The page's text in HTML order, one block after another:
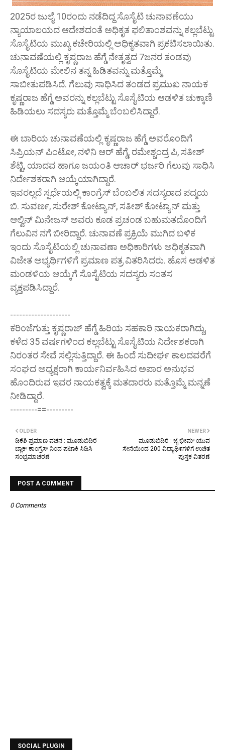
2025ರ ಜುಲೈ 10ರಂದು ನಡೆದಿದ್ದ ಸೊಸೈಟಿ ಚುನಾವಣೆಯು
ನ್ಯಾಯಾಲಯದ ಆದೇಶದಂತೆ ಅಧಿಕೃತ ಫಲಿತಾಂಶವನ್ನು ಕಲ್ಲಬೆಟ್ಟು
ಸೊಸೈಟಿಯ ಮುಖ್ಯ ಕಚೇರಿಯಲ್ಲಿ ಅಧಿಕೃತವಾಗಿ ಪ್ರಕಟಿಸಲಾಯಿತು.
ಚುನಾವಣೆಯಲ್ಲಿ ಕೃಷ್ಣರಾಜ ಹೆಗ್ಡೆ ನೇತೃತ್ವದ 7ಜನರ ತಂಡವು
ಸೊಸೈಟಿಯ ಮೇಲಿನ ತನ್ನ ಹಿಡಿತವನ್ನು ಮತ್ತೊಮ್ಮೆ
ಸಾಬೀತುಪಡಿಸಿದೆ. ಗೆಲುವು ಸಾಧಿಸಿದ ತಂಡದ ಪ್ರಮುಖ ನಾಯಕ
ಕೃಷ್ಣರಾಜ ಹೆಗ್ಡೆ ಅವರನ್ನು ಕಲ್ಲಬೆಟ್ಟು ಸೊಸೈಟಿಯ ಆಡಳಿತ ಚುಕ್ಕಾಣಿ
ಹಿಡಿಯಲು ಸದಸ್ಯರು ಮತ್ತೊಮ್ಮೆ ಬೆಂಬಲಿಸಿದ್ದಾರೆ.
ಈ ಬಾರಿಯ ಚುನಾವಣೆಯಲ್ಲಿ ಕೃಷ್ಣರಾಜ ಹೆಗ್ಡೆ ಅವರೊಂದಿಗೆ
ಸಿಪ್ರಿಯನ್ ಪಿಂಟೋ, ನಳಿನಿ ಆರ್ ಹೆಗ್ಡೆ, ರಮೇಶ್ಚಂದ್ರ ಪಿ, ಸತೀಶ್
ಶೆಟ್ಟಿ, ಯಾದವ ಹಾಗೂ ಜಯಂತಿ ಆಚಾರ್ ಭರ್ಜರಿ ಗೆಲುವು ಸಾಧಿಸಿ
ನಿರ್ದೇಶಕರಾಗಿ ಆಯ್ಕೆಯಾಗಿದ್ದಾರೆ.
ಇವರಲ್ಲದೆ ಸ್ಪರ್ಧೆಯಲ್ಲಿ ಕಾಂಗ್ರೆಸ್ ಬೆಂಬಲಿತ ಸದಸ್ಯರಾದ ಪದ್ಮಯ
ಬಿ. ಸುವರ್ಣ, ಸುರೇಶ್ ಕೋಟ್ಯಾನ್, ಸತೀಶ್ ಕೋಟ್ಯಾನ್ ಮತ್ತು
ಆಲ್ವಿನ್ ಮಿನೇಜಸ್ ಅವರು ಕೂಡ ಪ್ರಚಂಡ ಬಹುಮತದೊಂದಿಗೆ
ಗೆಲುವಿನ ನಗೆ ಬೀರಿದ್ದಾರೆ. ಚುನಾವಣೆ ಪ್ರಕ್ರಿಯೆ ಮುಗಿದ ಬಳಿಕ
ಇಂದು ಸೊಸೈಟಿಯಲ್ಲಿ ಚುನಾವಣಾ ಅಧಿಕಾರಿಗಳು ಅಧಿಕೃತವಾಗಿ
ವಿಜೇತ ಅಭ್ಯರ್ಥಿಗಳಿಗೆ ಪ್ರಮಾಣ ಪತ್ರ ವಿತರಿಸಿದರು. ಹೊಸ ಆಡಳಿತ
ಮಂಡಳಿಯ ಆಯ್ಕೆಗೆ ಸೊಸೈಟಿಯ ಸದಸ್ಯರು ಸಂತಸ
ವ್ಯಕ್ತಪಡಿಸಿದ್ದಾರೆ.
--------------------
ಕರಿಂಜೆಗುತ್ತು ಕೃಷ್ಣರಾಜ್ ಹೆಗ್ಡೆ ಹಿರಿಯ ಸಹಕಾರಿ ನಾಯಕರಾಗಿದ್ದು,
ಕಳೆದ 35 ವರ್ಷಗಳಿಂದ ಕಲ್ಲಬೆಟ್ಟು ಸೊಸೈಟಿಯ ನಿರ್ದೇಶಕರಾಗಿ
ನಿರಂತರ ಸೇವೆ ಸಲ್ಲಿಸುತ್ತಿದ್ದಾರೆ. ಈ ಹಿಂದೆ ಸುದೀರ್ಘ ಕಾಲದವರೆಗೆ
ಸಂಘದ ಅಧ್ಯಕ್ಷರಾಗಿ ಕಾರ್ಯನಿರ್ವಹಿಸಿದ ಅಪಾರ ಅನುಭವ
ಹೊಂದಿರುವ ಇವರ ನಾಯಕತ್ವಕ್ಕೆ ಮತದಾರರು ಮತ್ತೊಮ್ಮೆ ಮನ್ನಣೆ
ನೀಡಿದ್ದಾರೆ.
---------==---------
NEWER
ಮೂಡುಬಿದಿರೆ : ಜೈ ಭೀಮ್ ಯುವ
ಸೇನೆಯಿಂದ 200 ವಿದ್ಯಾಥಿ೯ಗಳಿಗೆ ಉಚಿತ
ಪುಸ್ತಕ ವಿತರಣೆ
OLDER
ಡಿಕೆಶಿ ಪ್ರಮಾಣ ವಚನ : ಮೂಡುಬಿದಿರೆ
ಬ್ಲಾಕ್ ಕಾಂಗ್ರೆಸ್ ನಿಂದ ಪಟಾಕಿ ಸಿಡಿಸಿ
ಸಂಭ್ರಮಾಚರಣೆ
POST A COMMENT
0 Comments
SOCIAL PLUGIN